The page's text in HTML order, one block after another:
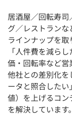
居酒屋／回転寿
グ／レストラン
ラインナップを取
「人件費を減ら
価・回転率など
他社との差別化
ータと照合した
値）を上げるコ
を解決しています。